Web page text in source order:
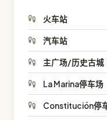
火车站
汽车站
主广场/历史古城
La Marina停车场
Constitución停